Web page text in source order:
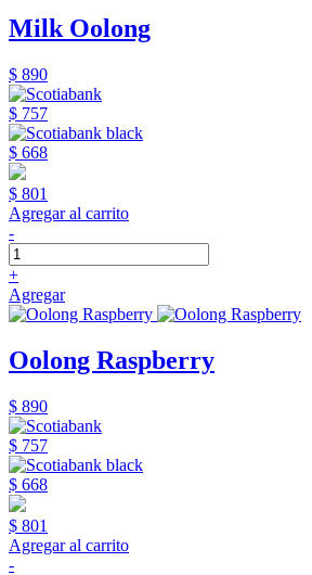
Milk Oolong
$ 890
$ 757
$ 668
$ 801
Agregar al carrito
-
+
Agregar
Oolong Raspberry
$ 890
$ 757
$ 668
$ 801
Agregar al carrito
-